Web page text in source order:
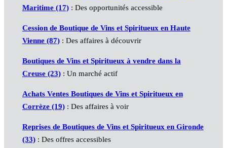
Maritime (17): Des opportunités accessible
Cession de Boutique de Vins et Spiritueux en Haute
Vienne (87): Des affaires à découvrir
Boutiques de Vins et Spiritueux à vendre dans la
Creuse (23): Un marché actif
Achats Ventes Boutiques de Vins et Spiritueux en
Corrèze (19): Des affaires à voir
Reprises de Boutiques de Vins et Spiritueux en Gironde
(33): Des offres accessibles